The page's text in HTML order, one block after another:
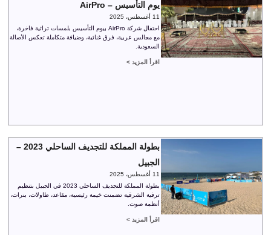
يوم التأسيس – AirPro
11 أغسطس، 2025
احتفال شركة AirPro بيوم التأسيس بلمسات تراثية فاخرة،
مع مجالس عربية، فرق غنائية، وضيافة متكاملة تعكس الأصالة
السعودية.
اقرأ المزيد >
بطولة المملكة للتجديف الساحلي 2023 –
الجبيل
11 أغسطس، 2025
بطولة المملكة للتجديف الساحلي 2023 في الجبيل بتنظيم
ترفية الشرقية تضمنت خيمة رئيسية، مقاعد، طاولات، بنرات،
أنظمة صوت.
اقرأ المزيد >